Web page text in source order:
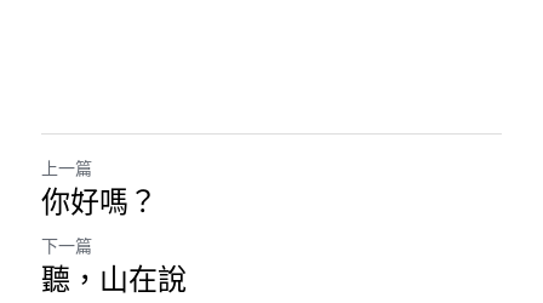
上一篇
你好嗎？
下一篇
聽，山在說